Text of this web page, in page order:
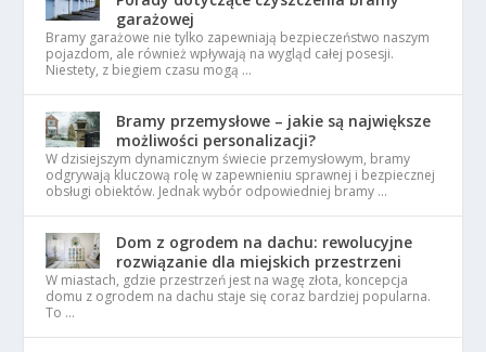
garażowej
Bramy garażowe nie tylko zapewniają bezpieczeństwo naszym
pojazdom, ale również wpływają na wygląd całej posesji.
Niestety, z biegiem czasu mogą …
Bramy przemysłowe – jakie są największe
możliwości personalizacji?
W dzisiejszym dynamicznym świecie przemysłowym, bramy
odgrywają kluczową rolę w zapewnieniu sprawnej i bezpiecznej
obsługi obiektów. Jednak wybór odpowiedniej bramy …
Dom z ogrodem na dachu: rewolucyjne
rozwiązanie dla miejskich przestrzeni
W miastach, gdzie przestrzeń jest na wagę złota, koncepcja
domu z ogrodem na dachu staje się coraz bardziej popularna.
To …